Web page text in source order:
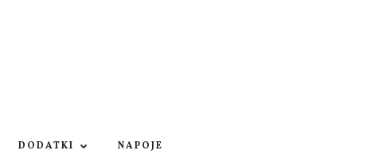
DODATKI NAPOJE